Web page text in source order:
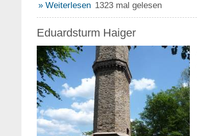
» Weiterlesen 1323 mal gelesen
Eduardsturm Haiger